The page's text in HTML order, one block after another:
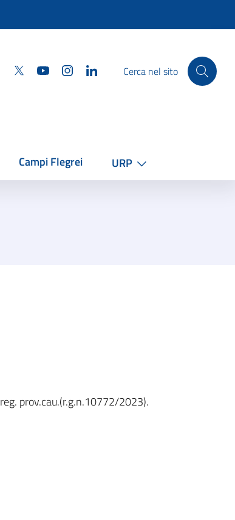
Facebook
Twitter YouTube InstagramLinkedinCerca nel sito
Campi Flegrei URP
prov.cau.(r.g.n.10772/2023).